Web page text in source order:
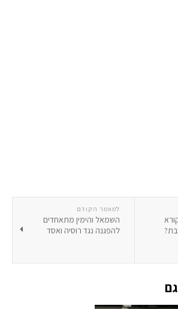
למאמר הקודם
השמאל והימין מתאחדים
להפגנה נגד רוסיה ואסד